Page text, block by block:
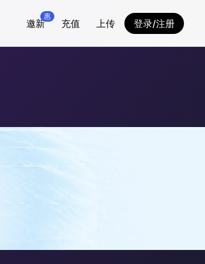
惠
邀新 充值 上传 登录/注册